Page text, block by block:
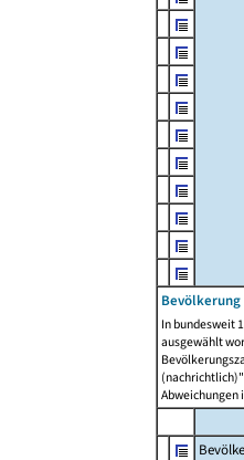
In bundesweit
ausgewählt
Abweichungen